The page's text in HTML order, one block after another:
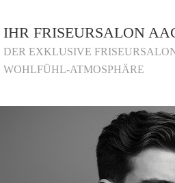
IHR FRISEURSALON
DER EXKLUSIVE
WOHLFÜHL-ATMOSPHÄRE